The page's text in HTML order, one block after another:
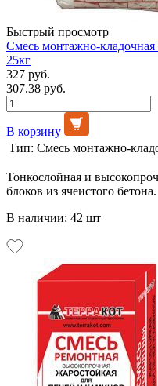
Быстрый просмотр
Смесь монтажно-
25кг
327 руб.
307.38 руб.
В корзину
Тип: Смесь монтажно-
Тонкослойная и
блоков из ячеистого бетона.
В наличии: 42 шт